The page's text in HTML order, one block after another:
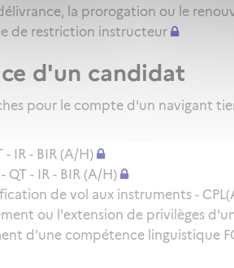
la prorogation ou le
de restriction instructeur
d'un candidat
pour le compte d'un navigant
IR - BIR (A/H)
- IR - BIR (A/H)
de vol aux instruments -
ou l'extension de privilèges
d’une compétence linguistique